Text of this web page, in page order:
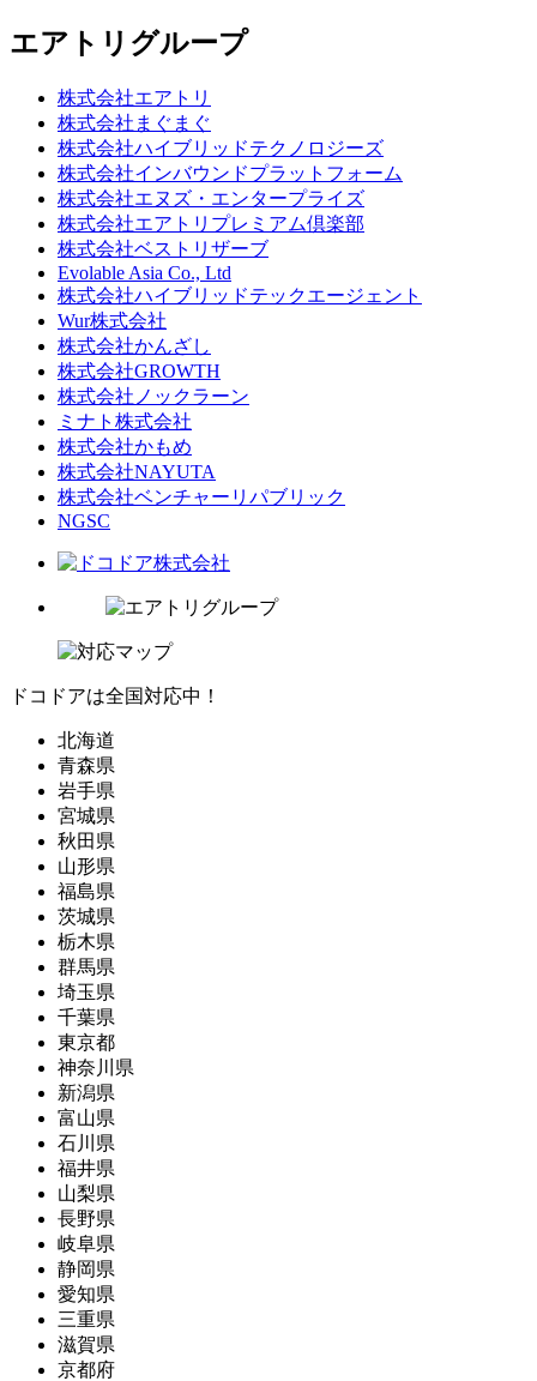
エアトリグループ
株式会社エアトリ
株式会社まぐまぐ
株式会社ハイブリッドテクノロジーズ
株式会社インバウンドプラットフォーム
株式会社エヌズ・エンタープライズ
株式会社エアトリプレミアム倶楽部
株式会社ベストリザーブ
Evolable Asia Co., Ltd
株式会社ハイブリッドテックエージェント
Wur株式会社
株式会社かんざし
株式会社GROWTH
株式会社ノックラーン
ミナト株式会社
株式会社かもめ
株式会社NAYUTA
株式会社ベンチャーリパブリック
NGSC
ドコドアは全国対応中！
北海道
青森県
岩手県
宮城県
秋田県
山形県
福島県
茨城県
栃木県
群馬県
埼玉県
千葉県
東京都
神奈川県
新潟県
富山県
石川県
福井県
山梨県
長野県
岐阜県
静岡県
愛知県
三重県
滋賀県
京都府